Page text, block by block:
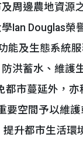
邊農地資源
Ian Douglas榮
能及生態系統
洪蓄水、維護
市蔓延外，
要空間予以維
升都市生活環